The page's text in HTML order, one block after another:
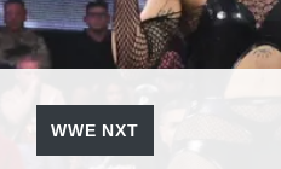
WWE NXT